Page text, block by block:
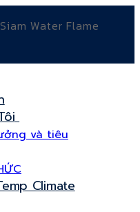
Water Flame
và tiêu
Climate